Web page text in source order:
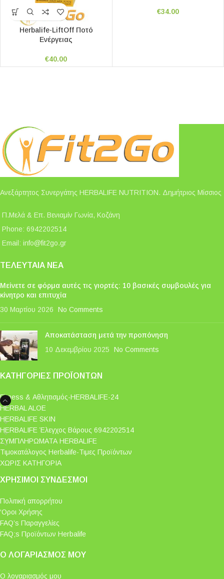
Herbalife-LiftOff Ποτό
Ενέργειας
€40.00
€34.00
Ανεξάρτητος Συνεργάτης HERBALIFE NUTRITION. Δημήτριος Μίσσιος
Π.Μελά & Επ. Βενιαμίν Γωνία, Κοζάνη
Phone: 6942202514
Email: info@fit2go.gr
ΤΕΛΕΥΤΑΊΑ ΝΈΑ
Μείνετε σε φόρμα αυτές τις γιορτές: 10 βασικές συμβουλές για
κίνητρο και επιτυχία
30 Μαρτίου 2026
No Comments
Αποκατάσταση μετά την προπόνηση
10 Δεκεμβρίου 2025
No Comments
ΚΑΤΗΓΟΡΊΕΣ ΠΡΟΪΌΝΤΩΝ
Fitness & Αθλητισμός-HERBALIFE-24
HERBAL ALOE
HERBALIFE SKIN
HERBALIFE Έλεγχος Βάρους 6942202514
ΣΥΜΠΛΗΡΩΜΑΤΑ HERBALIFE
Τιμοκατάλογος Herbalife-Τιμες Προϊόντων
ΧΩΡΙΣ ΚΑΤΗΓΟΡΙΑ
ΧΡΉΣΙΜΟΙ ΣΎΝΔΕΣΜΟΙ
Πολιτική απορρήτου
‘Οροι Χρήσης
FAQ’s Παραγγελίες
FAQ;s Προϊόντων Herbalife
Ο ΛΟΓΑΡΙΑΣΜΌΣ ΜΟΥ
Ο λογαριασμός μου